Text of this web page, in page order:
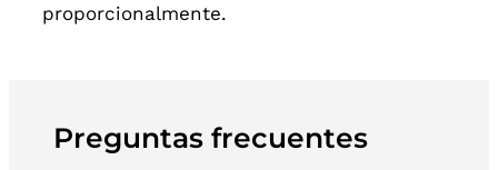
proporcionalmente.
Preguntas frecuentes